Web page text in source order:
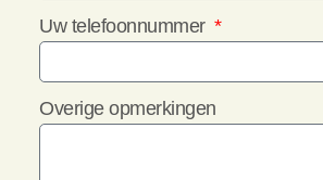
Uw telefoonnummer
Overige opmerkingen